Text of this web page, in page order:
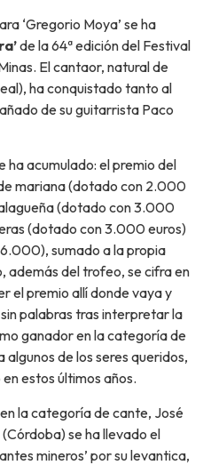
‘Gregorio Moya’ se ha
de la 64ª edición del Festival
El cantaor, natural de
ha conquistado tanto al
de su guitarrista Paco
ha acumulado: el premio del
mariana (dotado con 2.000
(dotado con 3.000
(dotado con 3.000 euros)
sumado a la propia
además del trofeo, se cifra en
el premio allí donde vaya y
palabras tras interpretar la
ganador en la categoría de
de los seres queridos,
estos últimos años.
la categoría de cante, José
(Córdoba) se ha llevado el
mineros’ por su levantica,